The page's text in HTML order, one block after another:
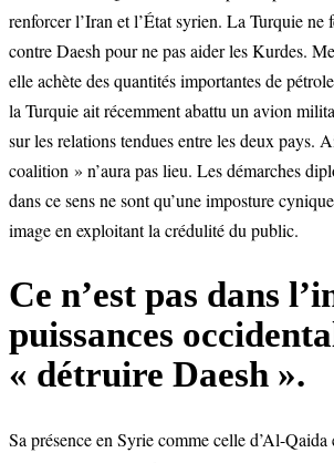
renforcer l’Iran et l’État syrien. La Turquie ne
contre Daesh pour ne pas aider les Kurdes.
elle achète des quantités importantes de
la Turquie ait récemment abattu un avion
sur les relations tendues entre les deux pays.
coalition » n’aura pas lieu. Les démarches
dans ce sens ne sont qu’une imposture
image en exploitant la crédulité du public.
Ce n’est pas dans
puissances
« détruire Daesh ».
Sa présence en Syrie comme celle d’Al-